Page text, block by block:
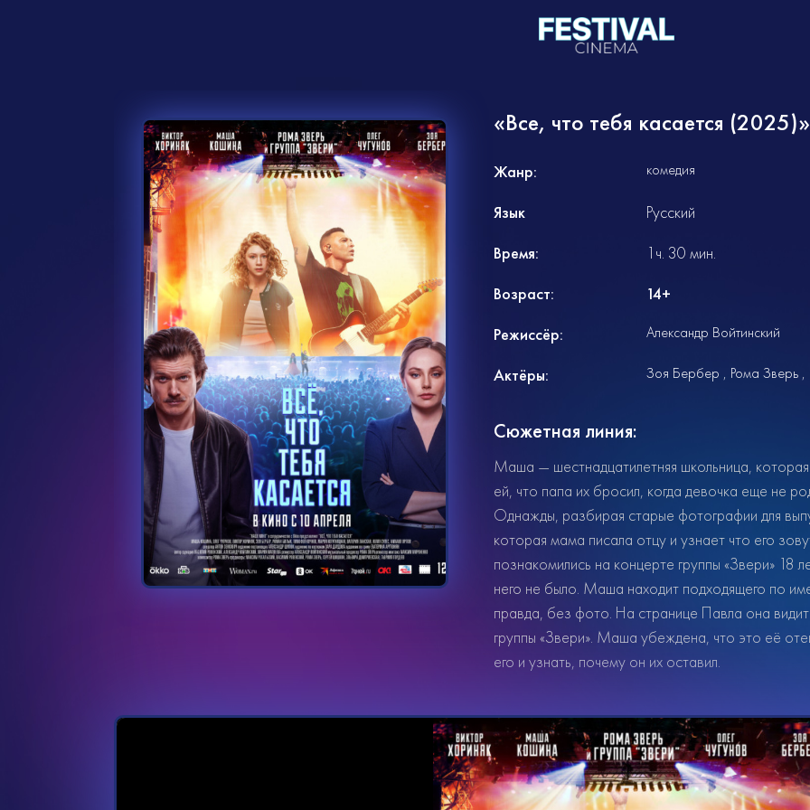
«Все, что тебя касается (2025)»
Жанр: комедия
Язык
Русский
Время:
1ч. 30 мин.
Возраст:
14+
Режиссёр:
Александр Войтинский
Актёры: Зоя Бербер Рома Зверь
Сюжетная линия:
Маша — шестнадцатилетняя школьница,
ей, что папа их бросил, когда девочка еще не
Однажды, разбирая старые фотографии для
которая мама писала отцу и узнает что его
познакомились на концерте группы «Звери»
него не было. Маша находит подходящего по
правда, без фото. На странице Павла она
группы «Звери». Маша убеждена, что это её
его и узнать, почему он их оставил.